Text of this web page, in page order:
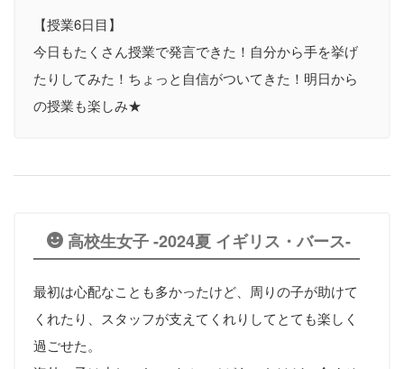
【授業6日目】
今日もたくさん授業で発言できた！自分から手を挙げ
たりしてみた！ちょっと自信がついてきた！明日から
の授業も楽しみ★
高校生女子 -2024夏 イギリス・バース-
最初は心配なことも多かったけど、周りの子が助けて
くれたり、スタッフが支えてくれりしてとても楽しく
過ごせた。